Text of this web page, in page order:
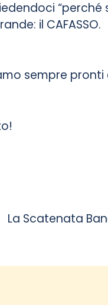
“perché
il CAFASSO.
sempre pronti
La Scatenata